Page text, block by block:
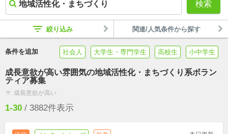
検索
filter_list 絞り込み 関連/人気条件から探す
条件を追加 社会人 大学生・専門学生 高校生 小中学生
成長意欲が高い雰囲気の地域活性化・まちづくり系ボラン
ティア募集
filter_list 成長意欲が高い
1-30 / 3882件表示